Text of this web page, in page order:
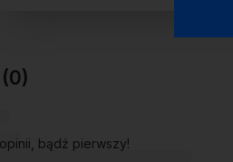
bądź pierwszy!